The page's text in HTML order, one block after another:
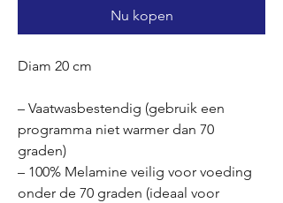
Nu kopen
Diam 20 cm
– Vaatwasbestendig (gebruik een
programma niet warmer dan 70
graden)
– 100% Melamine veilig voor voeding
onder de 70 graden (ideaal voor